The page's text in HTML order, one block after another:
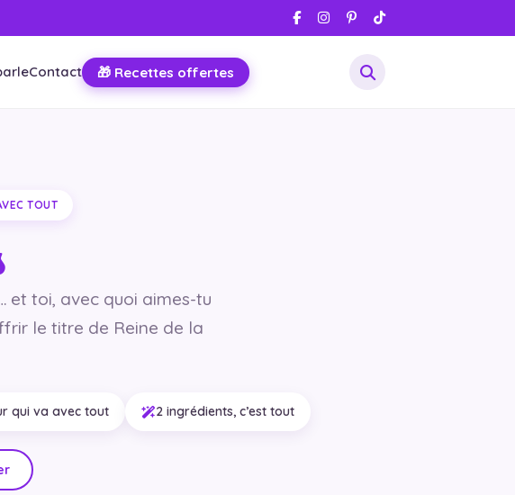
Contact 🎁 Recettes offertes
TOUT
et toi, avec quoi aimes-tu
le titre de Reine de la
qui va avec tout 2 ingrédients, c’est tout